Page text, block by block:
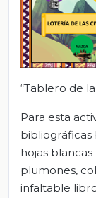
“Tablero de
Para esta
bibliográficas
hojas
plumones,
infaltable